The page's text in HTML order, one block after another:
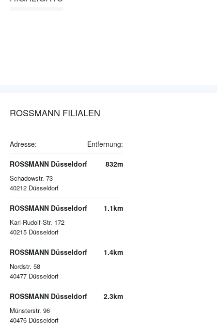
ROSSMANN FILIALEN
Adresse: Entfernung:
ROSSMANN Düsseldorf
Schadowstr. 73
40212 Düsseldorf
832m
ROSSMANN Düsseldorf
Karl-Rudolf-Str. 172
40215 Düsseldorf
1.1km
ROSSMANN Düsseldorf
Nordstr. 58
40477 Düsseldorf
1.4km
ROSSMANN Düsseldorf
Münsterstr. 96
40476 Düsseldorf
2.3km